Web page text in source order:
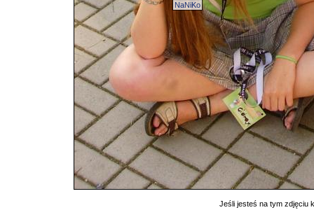
NaNiKo
Jeśli jesteś na tym zdjęciu